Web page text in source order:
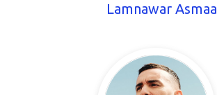
Lamnawar Asmaa